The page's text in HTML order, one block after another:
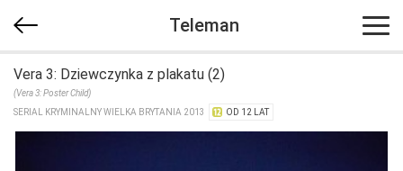
Teleman
Vera 3: Dziewczynka z plakatu (2)
(Vera 3: Poster Child)
SERIAL KRYMINALNY WIELKA BRYTANIA 2013
OD 12 LAT